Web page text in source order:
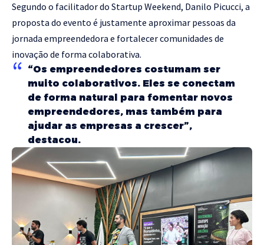
Segundo o facilitador do Startup Weekend, Danilo Picucci, a
proposta do evento é justamente aproximar pessoas da
jornada empreendedora e fortalecer comunidades de
inovação de forma colaborativa.
“Os empreendedores costumam ser
muito colaborativos. Eles se conectam
de forma natural para fomentar novos
empreendedores, mas também para
ajudar as empresas a crescer”,
destacou.